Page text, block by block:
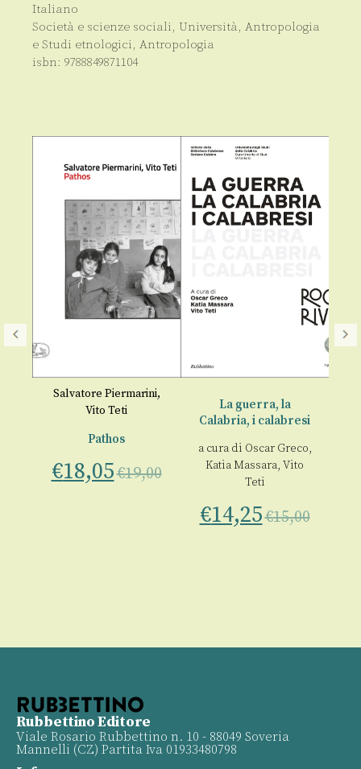
Italiano
Società e scienze sociali, Università, Antropologia
e Studi etnologici, Antropologia
isbn: 9788849871104
Salvatore Piermarini,
Vito Teti
Pathos
€18,05€19,00
La guerra, la
Calabria, i calabresi
a cura di Oscar Greco,
Katia Massara, Vito
Teti
€14,25€15,00
Rubbettino Editore
Viale Rosario Rubbettino n. 10 - 88049 Soveria
Mannelli (CZ) Partita Iva 01933480798